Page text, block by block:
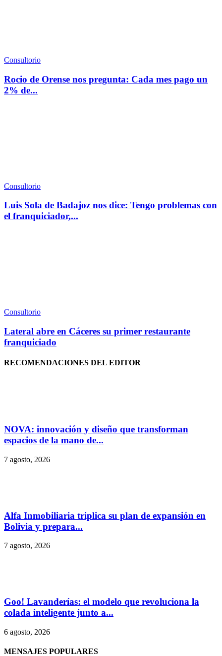
Consultorio
Rocio de Orense nos pregunta: Cada mes pago un
2% de...
Consultorio
Luis Sola de Badajoz nos dice: Tengo problemas con
el franquiciador,...
Consultorio
Lateral abre en Cáceres su primer restaurante
franquiciado
RECOMENDACIONES DEL EDITOR
NOVA: innovación y diseño que transforman
espacios de la mano de...
7 agosto, 2026
Alfa Inmobiliaria triplica su plan de expansión en
Bolivia y prepara...
7 agosto, 2026
Goo! Lavanderías: el modelo que revoluciona la
colada inteligente junto a...
6 agosto, 2026
MENSAJES POPULARES